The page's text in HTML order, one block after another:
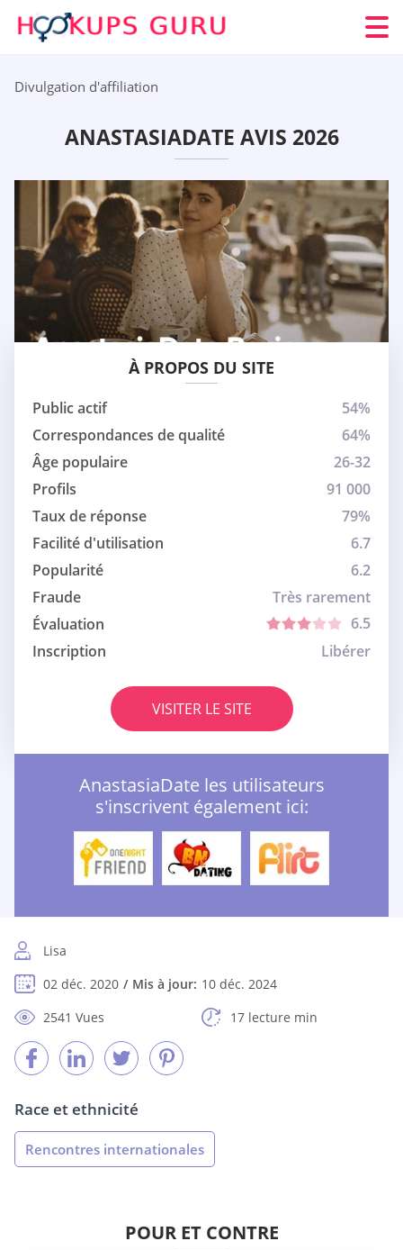
Divulgation d'affiliation
ANASTASIADATE AVIS 2026
À PROPOS DU SITE
Public actif
54%
Correspondances de qualité
64%
Âge populaire
26-32
Profils
91 000
Taux de réponse
79%
Facilité d'utilisation
6.7
Popularité
6.2
Fraude
Très rarement
Évaluation
6.5
Inscription
Libérer
VISITER LE SITE
AnastasiaDate les utilisateurs
s'inscrivent également ici:
Lisa
02 déc. 2020
Mis à jour: 10 déc. 2024
2541 Vues
17 lecture min
Race et ethnicité
Rencontres internationales
POUR ET CONTRE